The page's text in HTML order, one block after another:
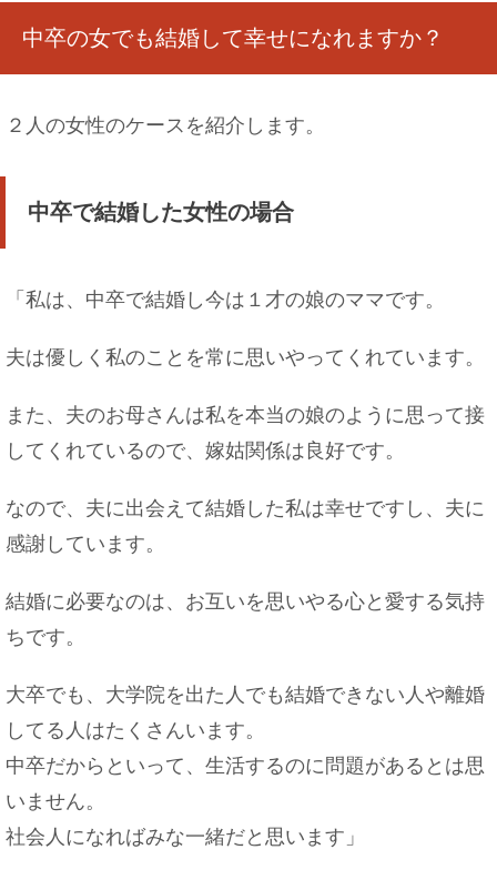
数学が得意な人が向いている職業は？理数系に強
い人の特徴
果でサクサク♪
れませんよ！
中卒の女でも結婚して幸せになれますか？
２人の女性のケースを紹介します。
中卒で結婚した女性の場合
「私は、中卒で結婚し今は１才の娘のママです。
夫は優しく私のことを常に思いやってくれています。
また、夫のお母さんは私を本当の娘のように思って接
してくれているので、嫁姑関係は良好です。
なので、夫に出会えて結婚した私は幸せですし、夫に
感謝しています。
結婚に必要なのは、お互いを思いやる心と愛する気持
ちです。
大卒でも、大学院を出た人でも結婚できない人や離婚
してる人はたくさんいます。
中卒だからといって、生活するのに問題があるとは思
いません。
社会人になればみな一緒だと思います」